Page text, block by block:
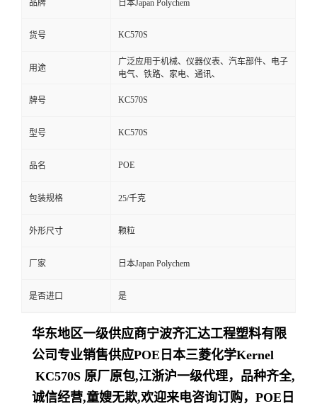
品牌 日本Japan Polychem
货号 KC570S
用途
广泛应用于机械、仪器仪表、汽车部件、电子
电气、铁路、家电、通讯、
牌号 KC570S
型号 KC570S
品名 POE
包装规格 25/千克
外形尺寸 颗粒
厂家 日本Japan Polychem
是否进口 是
华东地区一级供应商宁波齐汇达工程塑料有限
公司 专业销售供应POE日本三菱化学Kernel
KC570S 原厂原包,江浙沪一级代理，品种齐全,
诚信经营,童嫂无欺,欢迎来电咨询订购， POE日